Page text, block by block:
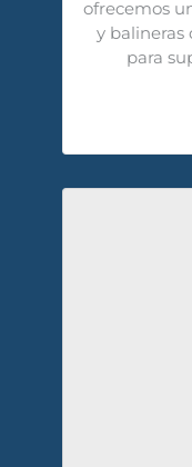
ofrecemos
y balineras
para